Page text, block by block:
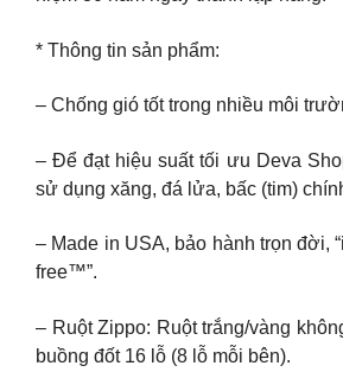
* Thông tin sản phẩm:
– Chống gió tốt trong nhiều môi
– Để đạt hiệu suất tối ưu Deva
sử dụng xăng, đá lửa, bấc (tim)
– Made in USA, bảo hành trọn đời,
free™”.
– Ruột Zippo: Ruột trắng/vàng
buồng đốt 16 lỗ (8 lỗ mỗi bên).